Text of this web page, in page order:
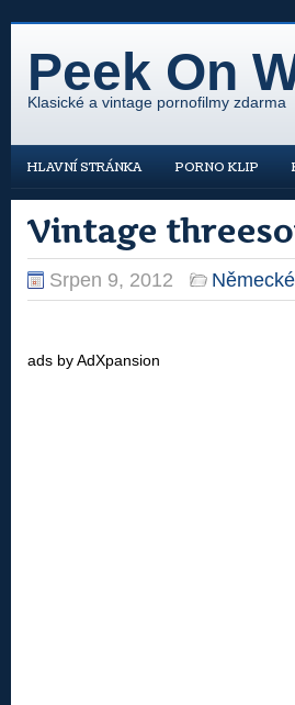
Peek On
Klasické a vintage pornofilmy zdarma
HLAVNÍ STRÁNKA PORNO KLIP
Vintage
Srpen 9, 2012
ads by AdXpansion